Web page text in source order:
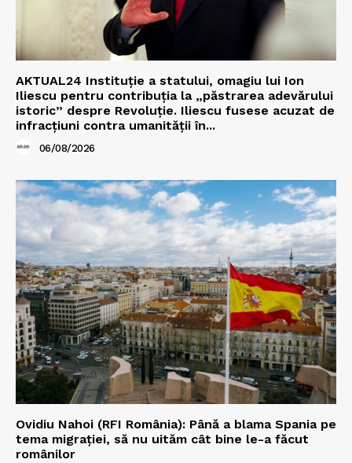
AKTUAL24 Instituție a statului, omagiu lui Ion
Iliescu pentru contribuția la „păstrarea adevărului
istoric” despre Revoluție. Iliescu fusese acuzat de
infracțiuni contra umanității în...
06/08/2026
Ovidiu Nahoi (RFI România): Până a blama Spania pe
tema migrației, să nu uităm cât bine le-a făcut
românilor